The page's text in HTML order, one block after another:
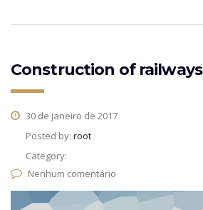
Construction of railways
30 de janeiro de 2017
Posted by: root
Category:
Nenhum comentário